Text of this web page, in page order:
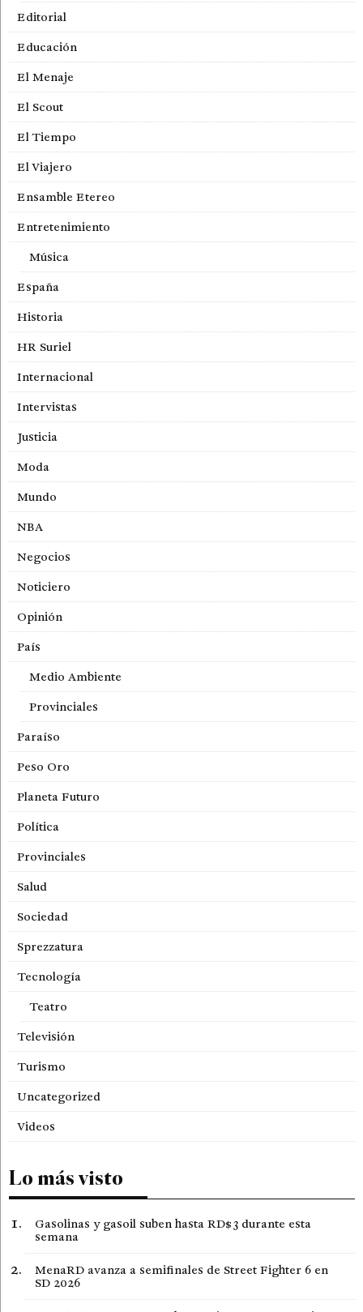
Editorial
Educación
El Menaje
El Scout
El Tiempo
El Viajero
Ensamble Etereo
Entretenimiento
Música
España
Historia
HR Suriel
Internacional
Intervistas
Justicia
Moda
Mundo
NBA
Negocios
Noticiero
Opinión
País
Medio Ambiente
Provinciales
Paraíso
Peso Oro
Planeta Futuro
Política
Provinciales
Salud
Sociedad
Sprezzatura
Tecnología
Teatro
Televisión
Turismo
Uncategorized
Videos
Lo más visto
Gasolinas y gasoil suben hasta RD$3 durante esta
semana
MenaRD avanza a semifinales de Street Fighter 6 en
SD 2026